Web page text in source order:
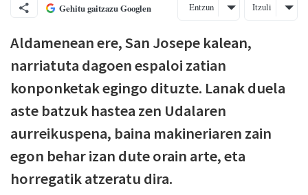
Gehitu gaitzazu Googlen Entzun Itzuli
Aldamenean ere, San Josepe kalean,
narriatuta dagoen espaloi zatian
konponketak egingo dituzte. Lanak duela
aste batzuk hastea zen Udalaren
aurreikuspena, baina makineriaren zain
egon behar izan dute orain arte, eta
horregatik atzeratu dira.